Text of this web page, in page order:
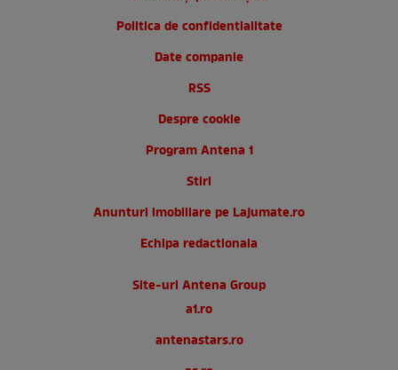
Politica de confidentialitate
Date companie
RSS
Despre cookie
Program Antena 1
Stiri
Anunturi imobiliare pe Lajumate.ro
Echipa redactionala
Site-uri Antena Group
a1.ro
antenastars.ro